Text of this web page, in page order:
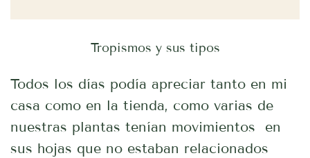
Tropismos y sus tipos
Todos los días podía apreciar tanto en mi
casa como en la tienda, como varias de
nuestras plantas tenían movimientos en
sus hojas que no estaban relacionados